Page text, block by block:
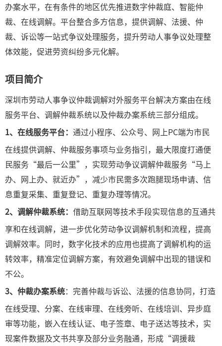
办案水平，在有条件的地区优先推进数字仲裁庭、智能仲
裁、在线调解。平台整合多方信息，提供调解、法援、仲
裁、诉讼等一站式争议处理服务，提升劳动人事争议处理整
体效能，促进劳资纠纷多元化解。
项目简介
深圳市劳动人事争议仲裁调解对外服务平台解决方案由在线
服务平台、调解仲裁系统以及仲裁办案系统三部分组成。
1、在线服务平台： 通过小程序、公众号、网上PC端为市民
在线提供调解、仲裁服务事项与业务指引，最大限度打通便
民服务“最后一公里”，实现劳动争议调解仲裁服务“马上
办、网上办、就近办”，减少市民需多次跑腿现场申请、信
息重复采集、重复登记、重复办理等情况。
2、调解仲裁系统： 借助互联网等技术手段实现信息的互通共
享和在线调解，进一步优化劳动争议调解机制和流程，提高
调解效率。同时，数字化技术的应用也提高了调解机构的运
转效率，精准定位调解方案，有效避免调解中出现的错误和
不公。
3、仲裁办案系统：完善仲裁与诉讼、法援的信息协同，打造
在线受理、分案、在线审理、在线旁听、在线培训、异步庭
审等功能，嵌入在线认证、电子签章、电子送达等技术，实
现案件数据及文书共享及部分业务融通，形成“调援裁